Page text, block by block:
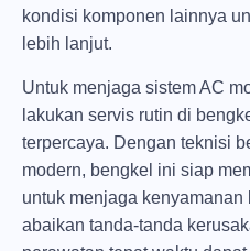
kondisi komponen lainnya
lebih lanjut.
Untuk menjaga sistem AC
lakukan servis rutin di
terpercaya. Dengan teknisi
modern, bengkel ini siap
untuk menjaga
abaikan tanda-tanda